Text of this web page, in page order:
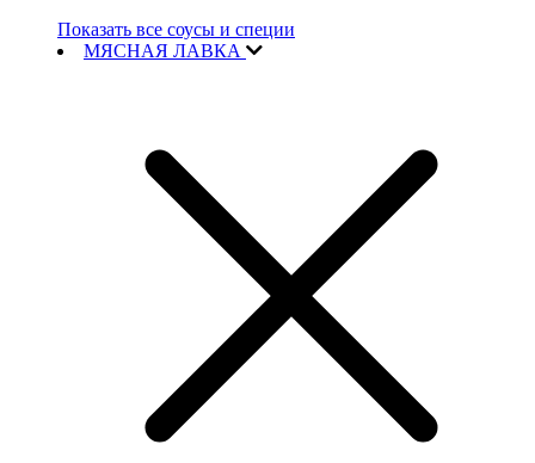
Показать все соусы и специи
МЯСНАЯ ЛАВКА